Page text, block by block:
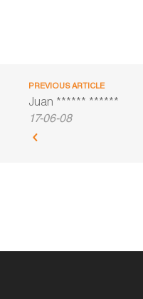
PREVIOUS ARTICLE
Juan ****** ******
17-06-08